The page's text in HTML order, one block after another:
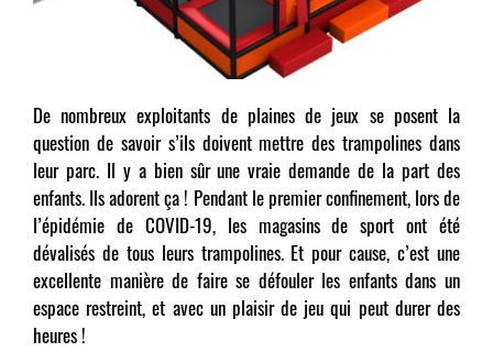
De nombreux exploitants de plaines de jeux se posent la
question de savoir s’ils doivent mettre des trampolines dans
leur parc. Il y a bien sûr une vraie demande de la part des
enfants. Ils adorent ça ! Pendant le premier confinement, lors de
l’épidémie de COVID-19, les magasins de sport ont été
dévalisés de tous leurs trampolines. Et pour cause, c’est une
excellente manière de faire se défouler les enfants dans un
espace restreint, et avec un plaisir de jeu qui peut durer des
heures !